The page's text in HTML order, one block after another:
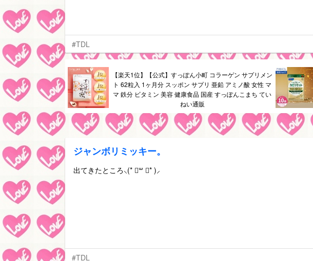
#TDL
【楽天1位】【公式】すっぽん小町 コラーゲン サプリメン
ト 62粒入 1ヶ月分 スッポン サプリ 亜鉛 アミノ酸 女性 マ
マ 鉄分 ビタミン 美容 健康食品 国産 すっぽんこまち てい
ねい通販
ジャンボリミッキー。
出てきたところ⸜(* ॑꒳ ॑* )⸝
#TDL